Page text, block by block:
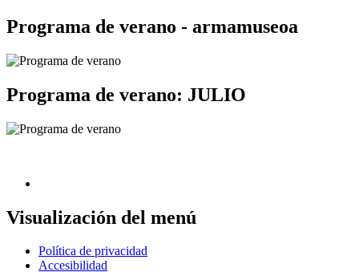
Programa de verano - armamuseoa
Programa de verano: JULIO
Visualización del menú
Política de privacidad
Accesibilidad